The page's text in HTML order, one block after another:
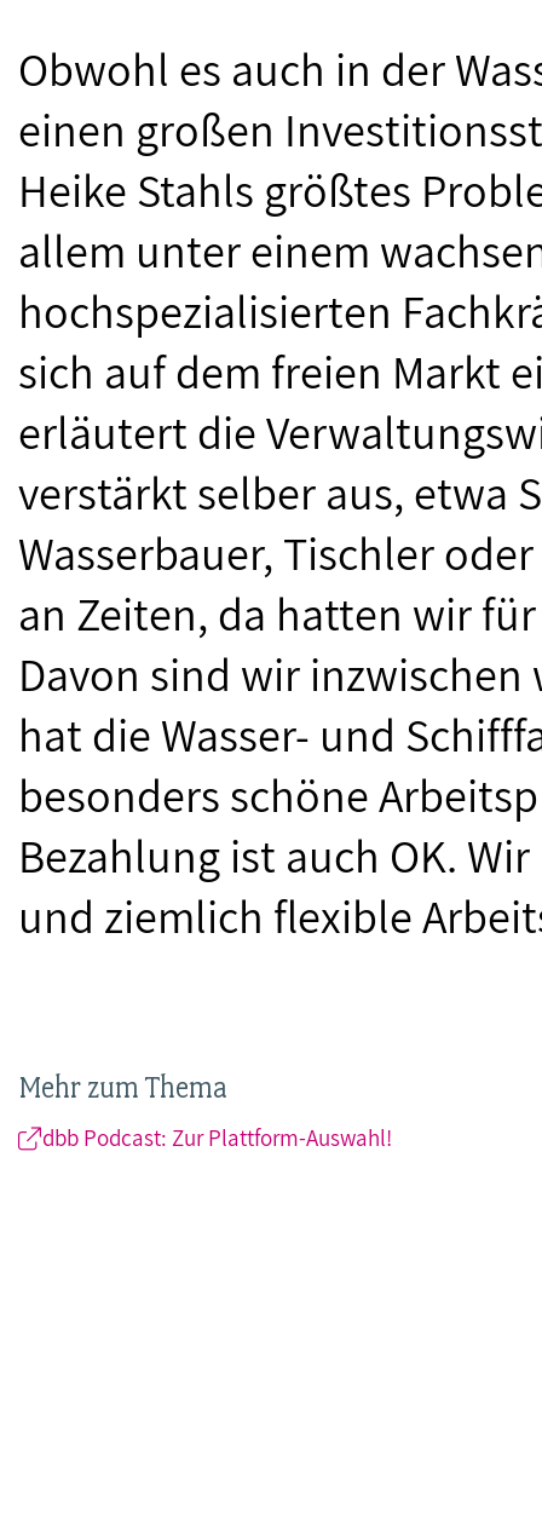
Obwohl es auch in der
einen großen
Heike Stahls größtes
allem unter einem
hochspezialisierten
sich auf dem freien Markt
erläutert die
verstärkt selber aus, etwa
Wasserbauer, Tischler
an Zeiten, da hatten wir
Davon sind wir inzwischen
hat die Wasser- und
besonders schöne
Bezahlung ist auch OK.
und ziemlich flexible
Mehr zum Thema
dbb Podcast: Zur Plattform-Auswahl!